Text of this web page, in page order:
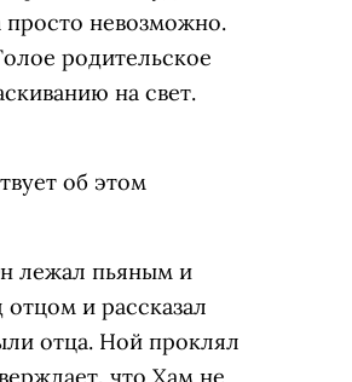
просто невозможно.
родительское
на свет.
об этом
лежал пьяным и
и рассказал
отца. Ной проклял